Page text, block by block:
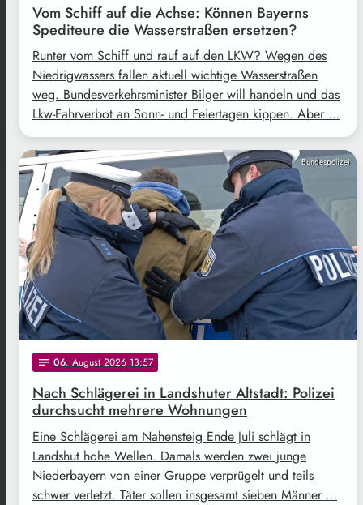
Vom Schiff auf die Achse: Können Bayerns
Spediteure die Wasserstraßen ersetzen?
Runter vom Schiff und rauf auf den LKW? Wegen des
Niedrigwassers fallen aktuell wichtige Wasserstraßen
weg. Bundesverkehrsminister Bilger will handeln und das
Lkw-Fahrverbot an Sonn- und Feiertagen kippen. Aber …
Bundespolizei
notes 06. August 2026 13:57
Nach Schlägerei in Landshuter Altstadt: Polizei
durchsucht mehrere Wohnungen
Eine Schlägerei am Nahensteig Ende Juli schlägt in
Landshut hohe Wellen. Damals werden zwei junge
Niederbayern von einer Gruppe verprügelt und teils
schwer verletzt. Täter sollen insgesamt sieben Männer …